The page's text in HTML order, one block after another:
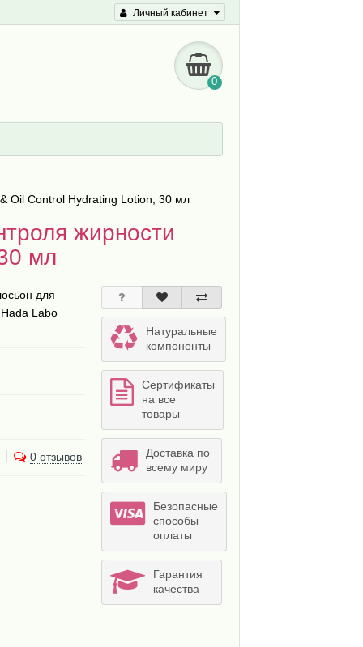
Личный кабинет
0
Oil Control Hydrating Lotion, 30 мл
жирности
мл
для
Labo
0 отзывов
Натуральные
компоненты
Сертификаты
на все
товары
Доставка по
всему миру
Безопасные
способы
оплаты
Гарантия
качества